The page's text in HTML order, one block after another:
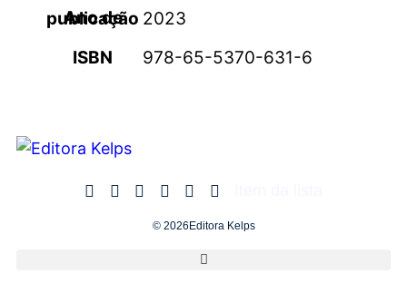
Ano de publicação 2023
ISBN
978-65-5370-631-6
© 2026Editora Kelps